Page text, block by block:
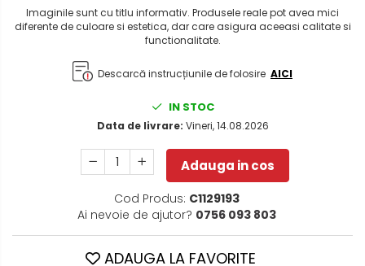
Imaginile sunt cu titlu informativ. Produsele reale pot avea mici
diferente de culoare si estetica, dar care asigura aceeasi calitate si
functionalitate.
Descarcă instrucțiunile de folosire AICI
IN STOC
Data de livrare: Vineri, 14.08.2026
Adauga in cos
Cod Produs: C1129193
Ai nevoie de ajutor? 0756 093 803
ADAUGA LA FAVORITE